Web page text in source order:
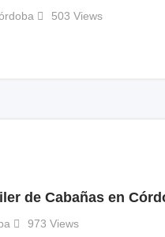
503 Views
de Cabañas en
973 Views